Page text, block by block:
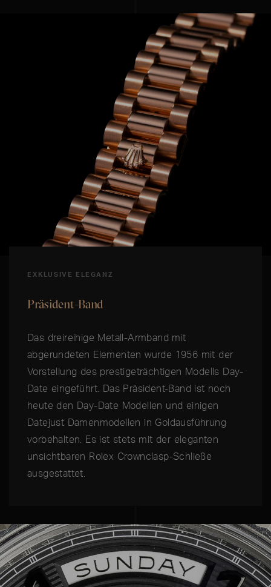
EXKLUSIVE ELEGANZ
Präsident-Band
Das dreireihige Metall-Armband mit
abgerundeten Elementen wurde 1956 mit der
Vorstellung des prestigeträchtigen Modells Day-
Date eingeführt. Das Präsident-Band ist noch
heute den Day-Date Modellen und einigen
Datejust Damenmodellen in Goldaus­führung
vorbehalten. Es ist stets mit der eleganten
unsichtbaren Rolex Crownclasp-Schließe
ausgestattet.